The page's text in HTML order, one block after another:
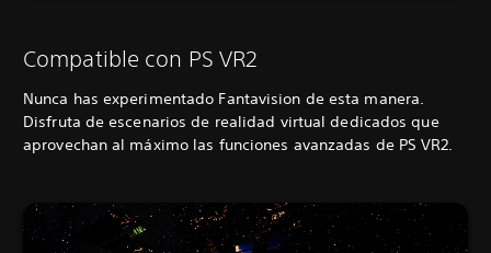
Compatible con PS VR2
Nunca has experimentado Fantavision de esta manera.
Disfruta de escenarios de realidad virtual dedicados que
aprovechan al máximo las funciones avanzadas de PS VR2.